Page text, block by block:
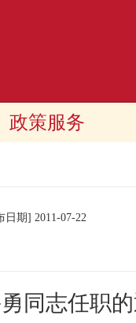
政策服务
日期] 2011-07-22
同志任职